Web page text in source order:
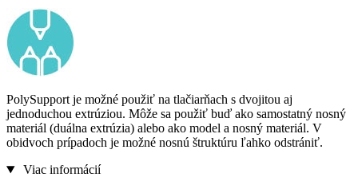
PolySupport je možné použiť na tlačiarňach s dvojitou aj
jednoduchou extrúziou. Môže sa použiť buď ako samostatný nosný
materiál (duálna extrúzia) alebo ako model a nosný materiál. V
obidvoch prípadoch je možné nosnú štruktúru ľahko odstrániť.
Viac informácií